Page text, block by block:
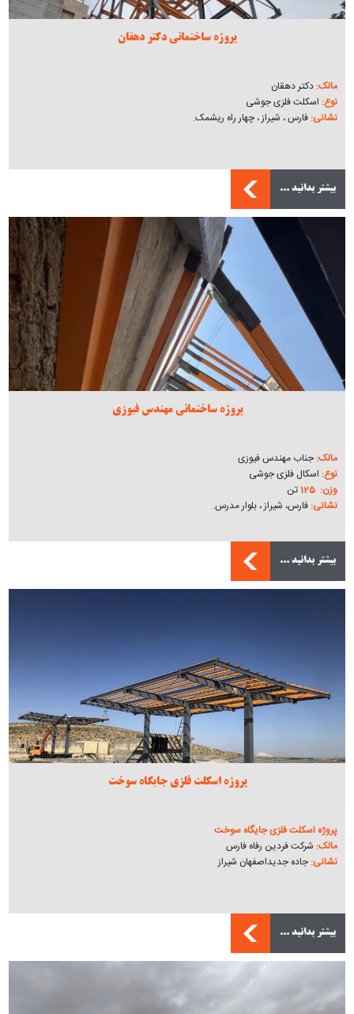
پروژه ساختمانی دکتر دهقان
مالک: دکتر دهقان
نوع: اسکلت فلزی جوشی
نشانی: فارس ، شیراز ، چهار راه ریشمک.
بیشتر بدانید ...
پروژه ساختمانی مهندس فیوزی
مالک: جناب مهندس فیوزی
نوع: اسکال فلزی جوشی
وزن: 125
تن
نشانی: فارس، شیراز ، بلوار مدرس.
بیشتر بدانید ...
پروژه اسکلت فلزی جایگاه سوخت
پروژه اسکلت فلزی جایگاه سوخت
مالک: شرکت فردین رفاه فارس
نشانی: جاده جدیداصفهان شیراز
بیشتر بدانید ...